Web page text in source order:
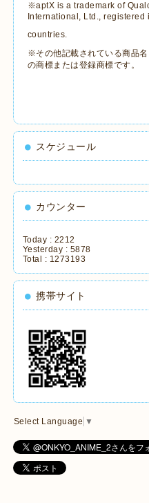
※aptX is a trademark of
International, Ltd.,
countries.
※その他記載されている商品
の商標または登録商標です。
スケジュール
カウンター
Today : 2212
Yesterday : 5878
Total : 1273193
携帯サイト
Select Language ▼